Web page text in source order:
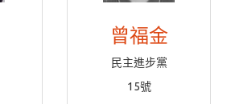
曾福金
民主進步黨
15號